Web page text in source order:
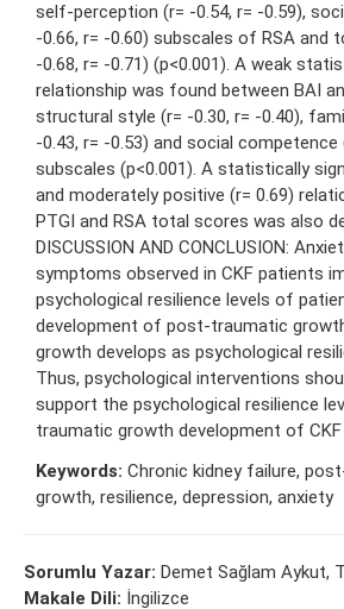
self-perception (r= -0.54, r= -0.59),
-0.66, r= -0.60) subscales of RSA and
-0.68, r= -0.71) (p<0.001). A weak
relationship was found between BAI
structural style (r= -0.30, r= -0.40),
-0.43, r= -0.53) and social competence
subscales (p<0.001). A statistically
and moderately positive (r= 0.69)
PTGI and RSA total scores was also
DISCUSSION AND CONCLUSION:
symptoms observed in CKF patients
psychological resilience levels of
development of post-traumatic
growth develops as psychological
Thus, psychological interventions
support the psychological resilience
traumatic growth development of
Keywords: Chronic kidney failure,
growth, resilience, depression, anxiety
Sorumlu Yazar: Demet Sağlam Aykut,
Makale Dili: İngilizce